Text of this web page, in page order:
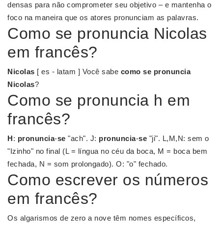
densas para não comprometer seu objetivo – e mantenha o
foco na maneira que os atores pronunciam as palavras.
Como se pronuncia Nicolas
em francês?
Nicolas [ es - latam ] Você sabe como se pronuncia
Nicolas?
Como se pronuncia h em
francês?
H: pronuncia-se "ach". J: pronuncia-se "ji". L,M,N: sem o
"Izinho" no final (L = língua no céu da boca, M = boca bem
fechada, N = som prolongado). O: "o" fechado.
Como escrever os números
em francês?
Os algarismos de zero a nove têm nomes específicos,